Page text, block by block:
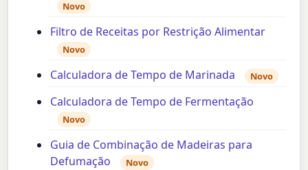
Novo
Filtro de Receitas por Restrição Alimentar
Novo
Calculadora de Tempo de Marinada Novo
Calculadora de Tempo de Fermentação
Novo
Guia de Combinação de Madeiras para
Defumação
Novo